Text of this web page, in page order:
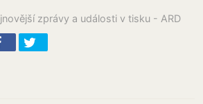
zprávy a události v tisku - ARD